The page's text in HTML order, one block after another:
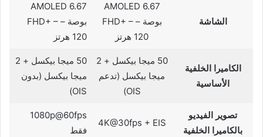
الشاشة
AMOLED 6.67
بوصة – FHD+ –
120 هرتز
AMOLED 6.67
بوصة – FHD+ –
120 هرتز
الكاميرا الخلفية
الأساسية
50 ميجا بيكسل + 2
ميجا بيكسل (تدعم
OIS)
50 ميجا بيكسل + 2
ميجا بيكسل (بدون
OIS)
تصوير الفيديو
بالكاميرا الخلفية
4K@30fps + EIS
1080p@60fps
فقط